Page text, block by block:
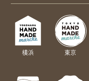
横浜
東京